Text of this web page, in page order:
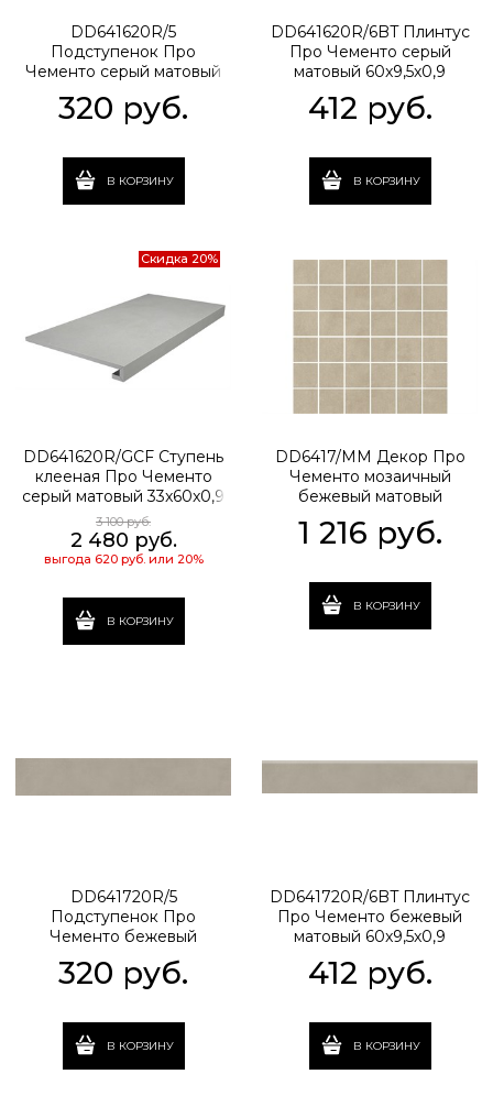
DD641620R/5
Подступенок Про
Чементо серый матовый
320 руб.
В КОРЗИНУ
DD641620R/6BT Плинтус
Про Чементо серый
матовый 60x9,5x0,9
412 руб.
В КОРЗИНУ
Скидка 20%
DD641620R/GCF Ступень
клееная Про Чементо
серый матовый 33x60x0,9
3 100 руб.
2 480 руб.
выгода 620 руб.или 20%
В КОРЗИНУ
DD6417/MM Декор Про
Чементо мозаичный
бежевый матовый
1 216 руб.
В КОРЗИНУ
DD641720R/5
Подступенок Про
Чементо бежевый
матовый 60x10,7x0,9
320 руб.
В КОРЗИНУ
DD641720R/6BT Плинтус
Про Чементо бежевый
матовый 60x9,5x0,9
412 руб.
В КОРЗИНУ